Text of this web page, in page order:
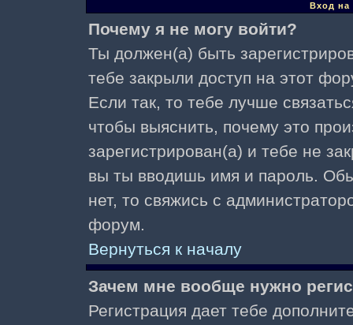
Вход на
Почему я не могу войти?
Ты должен(а) быть
тебе закрыли доступ на этот
Если так, то тебе лучше
чтобы выяснить, почему это
зарегистрирован(а) и тебе не
вы ты вводишь имя и пароль.
нет, то свяжись с
форум.
Вернуться к началу
Зачем мне вообще нужно
Регистрация дает тебе